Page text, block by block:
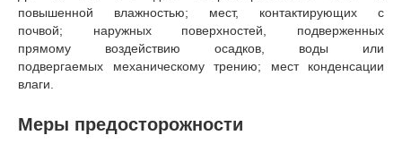
повышенной влажностью; мест, контактирующих с
почвой; наружных поверхностей, подверженных
прямому воздействию осадков, воды или
подвергаемых механическому трению; мест конденсации
влаги.
Меры предосторожности